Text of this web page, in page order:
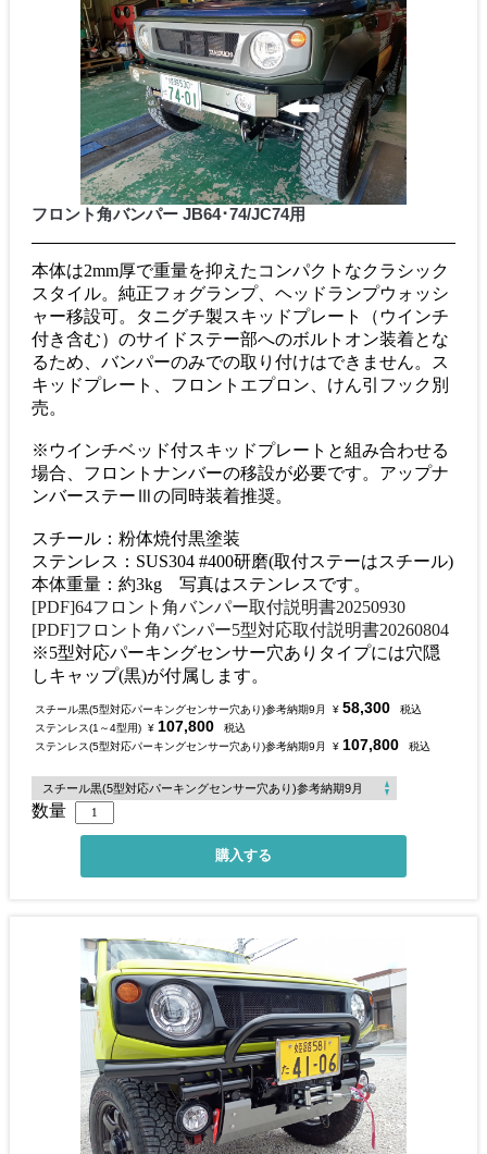
フロント角バンパー JB64･74/JC74用
本体は2mm厚で重量を抑えたコンパクトなクラシック
スタイル。純正フォグランプ、ヘッドランプウォッシ
ャー移設可。タニグチ製スキッドプレート（ウインチ
付き含む）のサイドステー部へのボルトオン装着とな
るため、バンパーのみでの取り付けはできません。ス
キッドプレート、フロントエプロン、けん引フック別
売。
※ウインチベッド付スキッドプレートと組み合わせる
場合、フロントナンバーの移設が必要です。アップナ
ンバーステーⅢの同時装着推奨。
スチール：粉体焼付黒塗装
ステンレス：SUS304 #400研磨(取付ステーはスチール)
本体重量：約3kg 写真はステンレスです。
[PDF]64フロント角バンパー取付説明書20250930
[PDF]フロント角バンパー5型対応取付説明書20260804
※5型対応パーキングセンサー穴ありタイプには穴隠
しキャップ(黒)が付属します。
スチール黒(5型対応パーキングセンサー穴あり)参考納期9月 ¥ 58,300
税込
ステンレス(1～4型用) ¥ 107,800
税込
ステンレス(5型対応パーキングセンサー穴あり)参考納期9月
¥ 107,800 税込
数量